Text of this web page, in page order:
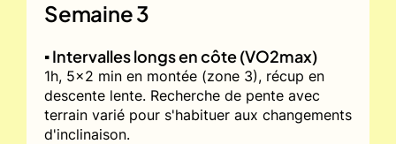
Semaine 3
▪️ Intervalles longs en côte (VO2max)
1h, 5x2 min en montée (zone 3), récup en
descente lente. Recherche de pente avec
terrain varié pour s'habituer aux changements
d'inclinaison.